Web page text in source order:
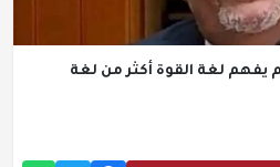
يفهم لغة القوة أكثر من لغة